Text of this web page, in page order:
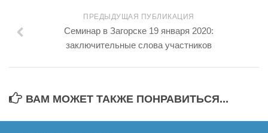
ПРЕДЫДУЩАЯ ПУБЛИКАЦИЯ
Семинар в Загорске 19 января 2020:
заключительные слова участников
ВАМ МОЖЕТ ТАКЖЕ ПОНРАВИТЬСЯ...